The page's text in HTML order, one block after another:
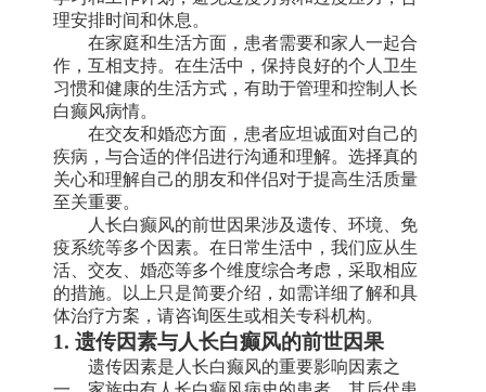
理安排时间和休息。
在家庭和生活方面，患者需要和家人一起合
作，互相支持。在生活中，保持良好的个人卫生
习惯和健康的生活方式，有助于管理和控制人长
白癫风病情。
在交友和婚恋方面，患者应坦诚面对自己的
疾病，与合适的伴侣进行沟通和理解。选择真的
关心和理解自己的朋友和伴侣对于提高生活质量
至关重要。
人长白癫风的前世因果涉及遗传、环境、免
疫系统等多个因素。在日常生活中，我们应从生
活、交友、婚恋等多个维度综合考虑，采取相应
的措施。以上只是简要介绍，如需详细了解和具
体治疗方案，请咨询医生或相关专科机构。
1. 遗传因素与人长白癫风的前世因果
遗传因素是人长白癫风的重要影响因素之